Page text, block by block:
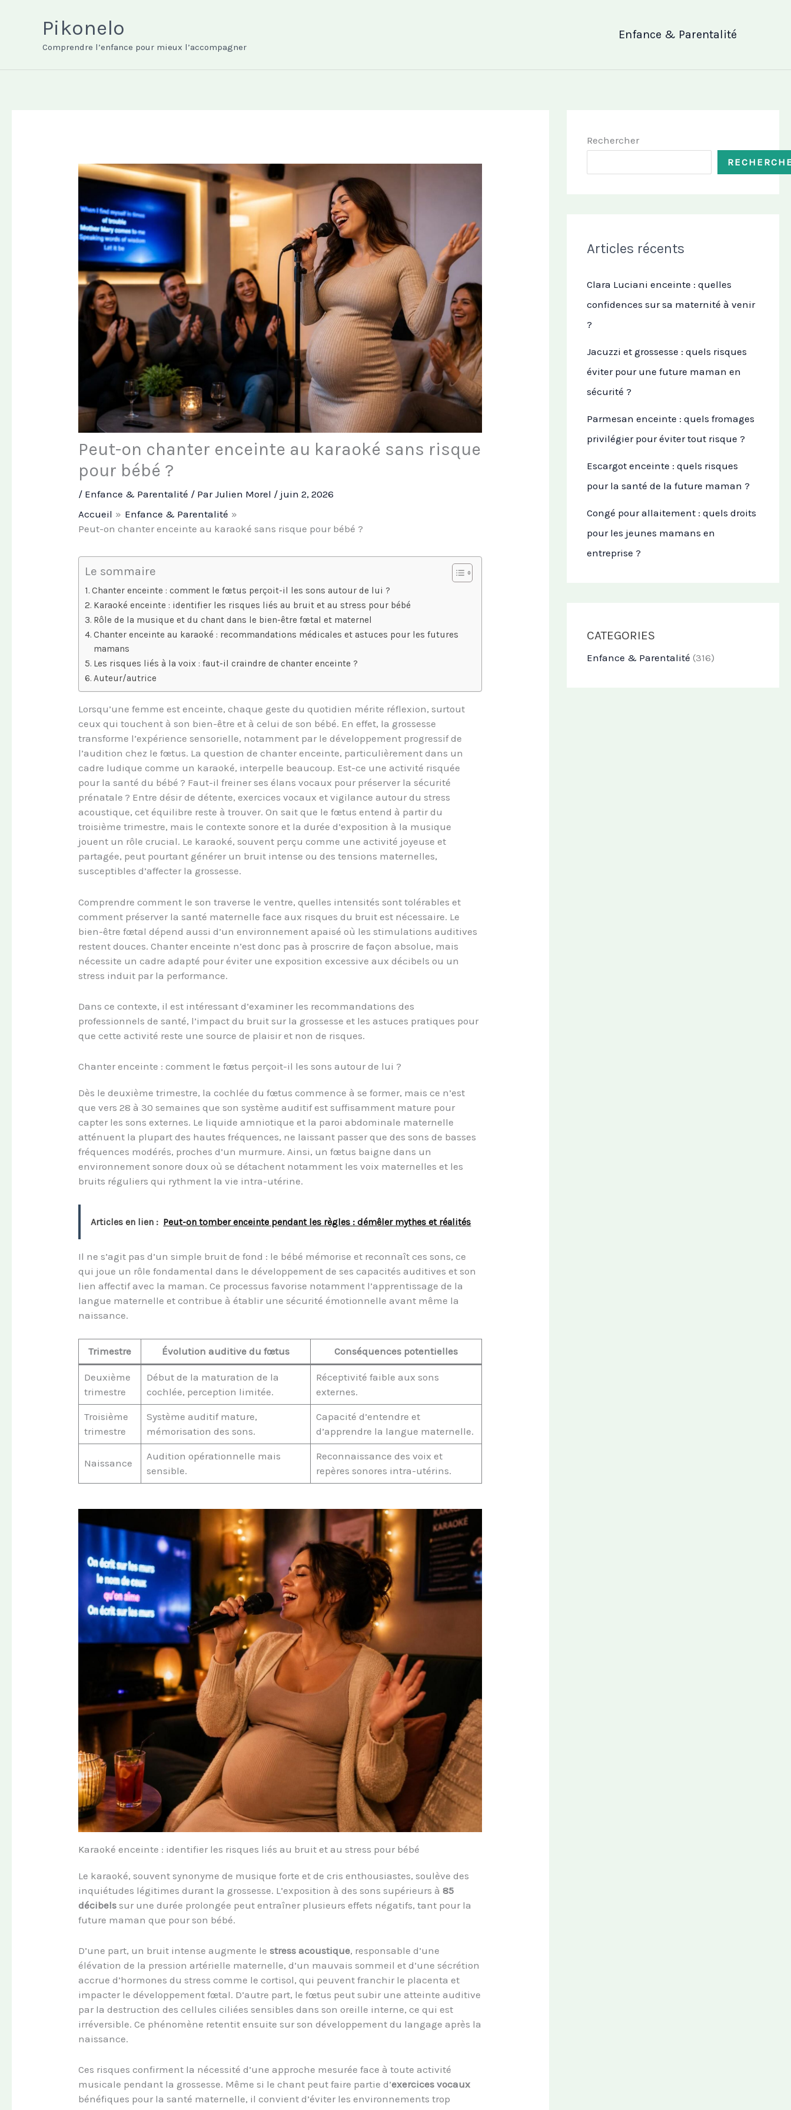
Pikonelo
Comprendre l’enfance pour mieux l’accompagner
Enfance & Parentalité
Peut-on chanter enceinte au karaoké sans risque
pour bébé ?
/ Enfance & Parentalité / ParJulien Morel / juin 2, 2026
Accueil
Enfance & Parentalité
Peut-on chanter enceinte au karaoké sans risque pour bébé ?
Le sommaire
Chanter enceinte : comment le fœtus perçoit-il les sons autour de lui ?
Karaoké enceinte : identifier les risques liés au bruit et au stress pour bébé
Rôle de la musique et du chant dans le bien-être fœtal et maternel
Chanter enceinte au karaoké : recommandations médicales et astuces pour les futures
mamans
Les risques liés à la voix : faut-il craindre de chanter enceinte ?
Auteur/autrice
Lorsqu’une femme est enceinte, chaque geste du quotidien mérite réflexion, surtout
ceux qui touchent à son bien-être et à celui de son bébé. En effet, la grossesse
transforme l’expérience sensorielle, notamment par le développement progressif de
l’audition chez le fœtus. La question de chanter enceinte, particulièrement dans un
cadre ludique comme un karaoké, interpelle beaucoup. Est-ce une activité risquée
pour la santé du bébé ? Faut-il freiner ses élans vocaux pour préserver la sécurité
prénatale ? Entre désir de détente, exercices vocaux et vigilance autour du stress
acoustique, cet équilibre reste à trouver. On sait que le fœtus entend à partir du
troisième trimestre, mais le contexte sonore et la durée d’exposition à la musique
jouent un rôle crucial. Le karaoké, souvent perçu comme une activité joyeuse et
partagée, peut pourtant générer un bruit intense ou des tensions maternelles,
susceptibles d’affecter la grossesse.
Comprendre comment le son traverse le ventre, quelles intensités sont tolérables et
comment préserver la santé maternelle face aux risques du bruit est nécessaire. Le
bien-être fœtal dépend aussi d’un environnement apaisé où les stimulations auditives
restent douces. Chanter enceinte n’est donc pas à proscrire de façon absolue, mais
nécessite un cadre adapté pour éviter une exposition excessive aux décibels ou un
stress induit par la performance.
Dans ce contexte, il est intéressant d’examiner les recommandations des
professionnels de santé, l’impact du bruit sur la grossesse et les astuces pratiques pour
que cette activité reste une source de plaisir et non de risques.
Chanter enceinte : comment le fœtus perçoit-il les sons autour de lui ?
Dès le deuxième trimestre, la cochlée du fœtus commence à se former, mais ce n’est
que vers 28 à 30 semaines que son système auditif est suffisamment mature pour
capter les sons externes. Le liquide amniotique et la paroi abdominale maternelle
atténuent la plupart des hautes fréquences, ne laissant passer que des sons de basses
fréquences modérés, proches d’un murmure. Ainsi, un fœtus baigne dans un
environnement sonore doux où se détachent notamment les voix maternelles et les
bruits réguliers qui rythment la vie intra-utérine.
Articles en lien : Peut-on tomber enceinte pendant les règles : démêler mythes et réalités
Il ne s’agit pas d’un simple bruit de fond : le bébé mémorise et reconnaît ces sons, ce
qui joue un rôle fondamental dans le développement de ses capacités auditives et son
lien affectif avec la maman. Ce processus favorise notamment l’apprentissage de la
langue maternelle et contribue à établir une sécurité émotionnelle avant même la
naissance.
Trimestre Évolution auditive du fœtus Conséquences potentielles
Deuxième
trimestre
Début de la maturation de la
cochlée, perception limitée.
Réceptivité faible aux sons
externes.
Troisième
trimestre
Système auditif mature,
mémorisation des sons.
Capacité d’entendre et
d’apprendre la langue maternelle.
Naissance
Audition opérationnelle mais
sensible.
Reconnaissance des voix et
repères sonores intra-utérins.
Karaoké enceinte : identifier les risques liés au bruit et au stress pour bébé
Le karaoké, souvent synonyme de musique forte et de cris enthousiastes, soulève des
inquiétudes légitimes durant la grossesse. L’exposition à des sons supérieurs à85
décibels sur une durée prolongée peut entraîner plusieurs effets négatifs, tant pour la
future maman que pour son bébé.
D’une part, un bruit intense augmente lestress acoustique, responsable d’une
élévation de la pression artérielle maternelle, d’un mauvais sommeil et d’une sécrétion
accrue d’hormones du stress comme le cortisol, qui peuvent franchir le placenta et
impacter le développement fœtal. D’autre part, le fœtus peut subir une atteinte auditive
par la destruction des cellules ciliées sensibles dans son oreille interne, ce qui est
irréversible. Ce phénomène retentit ensuite sur son développement du langage après la
naissance.
Ces risques confirment la nécessité d’une approche mesurée face à toute activité
musicale pendant la grossesse. Même si le chant peut faire partie d’exercices vocaux
bénéfiques pour la santé maternelle, il convient d’éviter les environnements trop
Rechercher
Articles récents
Clara Luciani enceinte : quelles
confidences sur sa maternité à venir
?
Jacuzzi et grossesse : quels risques
éviter pour une future maman en
sécurité ?
Parmesan enceinte : quels fromages
privilégier pour éviter tout risque ?
Escargot enceinte : quels risques
pour la santé de la future maman ?
Congé pour allaitement : quels droits
pour les jeunes mamans en
entreprise ?
CATEGORIES
Enfance & Parentalité (316)